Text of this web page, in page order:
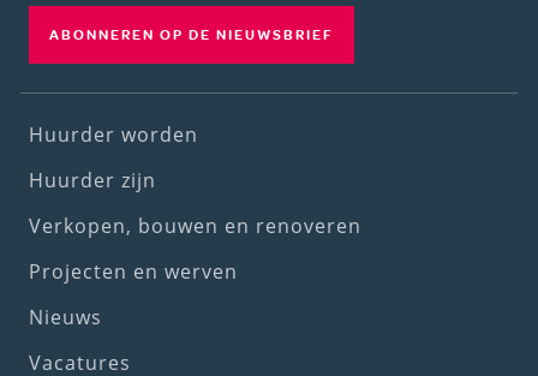
ABONNEREN OP DE NIEUWSBRIEF
Footer
(1st
menu)
Huurder worden
Huurder zijn
Verkopen, bouwen en renoveren
Projecten en werven
Nieuws
Vacatures